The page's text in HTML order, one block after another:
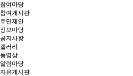
참여마당
참여게시판
주민제안
정보마당
공지사항
갤러리
동영상
알림마당
자유게시판